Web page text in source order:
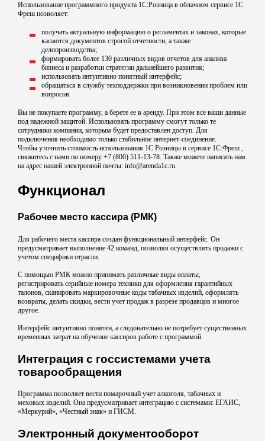
Использование программного продукта 1C:Розница в облачном сервисе 1С
Фреш позволяет:
получать актуальную информацию о регламентах и законах, которые
касаются документов строгой отчетности, а также
делопроизводства;
формировать более 130 различных видов отчетов для анализа
бизнеса и разработки стратегии дальнейшего развития;
использовать интуитивно понятный интерфейс;
обращаться в службу техподдержки при возникновении проблем или
вопросов.
Вы не покупаете программу, а берете ее в аренду. При этом все ваши данные
под надежной защитой. Использовать программу смогут только те
сотрудники компании, которым будет предоставлен доступ. Для
подключения необходимо только стабильное интернет-соединение.
Чтобы уточнить стоимость использования 1С Розницы в сервисе 1С:Фреш ,
свяжитесь с нами по номеру +7 (800) 511-13-78. Также можете написать нам
на адрес нашей электронной почты: info@arenda1c.ru.
Функционал
Рабочее место кассира (РМК)
Для рабочего места кассира создан функциональный интерфейс. Он
предусматривает выполнение 42 команд, позволяя осуществлять продажи с
учетом специфики отрасли.
С помощью РМК можно принимать различные виды оплаты,
регистрировать серийные номера техники для оформления гарантийных
талонов, сканировать маркировочные коды табачных изделий, оформлять
возвраты, делать скидки, вести учет продаж в разрезе продавцов и многое
другое.
Интерфейс интуитивно понятен, а следовательно не потребует существенных
временных затрат на обучение кассиров работе с программой.
Интеграция с госсистемами учета
товарообращения
Программа позволяет вести помарочный учет алкоголя, табачных и
меховых изделий. Она предусматривает интеграцию с системами: ЕГАИС,
«Меркурий», «Честный знак» и ГИСМ.
Электронный документооборот